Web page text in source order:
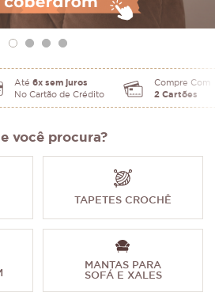
Até 6x sem juros
No Cartão de Crédito
Compre Com
2 Cartões
você procura?
TAPETES CROCHÊ
MANTAS PARA
SOFÁ E XALES